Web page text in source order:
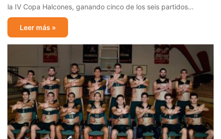
la IV Copa Halcones, ganando cinco de los seis partidos…
Leer más »